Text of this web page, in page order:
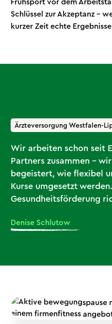
Frühsport vor dem
Schlüssel zur Akzeptanz –
kurzer Zeit echte
Ärzteversorgung Westfalen-
Wir arbeiten schon seit
Partners zusammen –
begeistert, wie flexibel
Kurse umgesetzt
Gesundheitsförderung
Denise Schlutow